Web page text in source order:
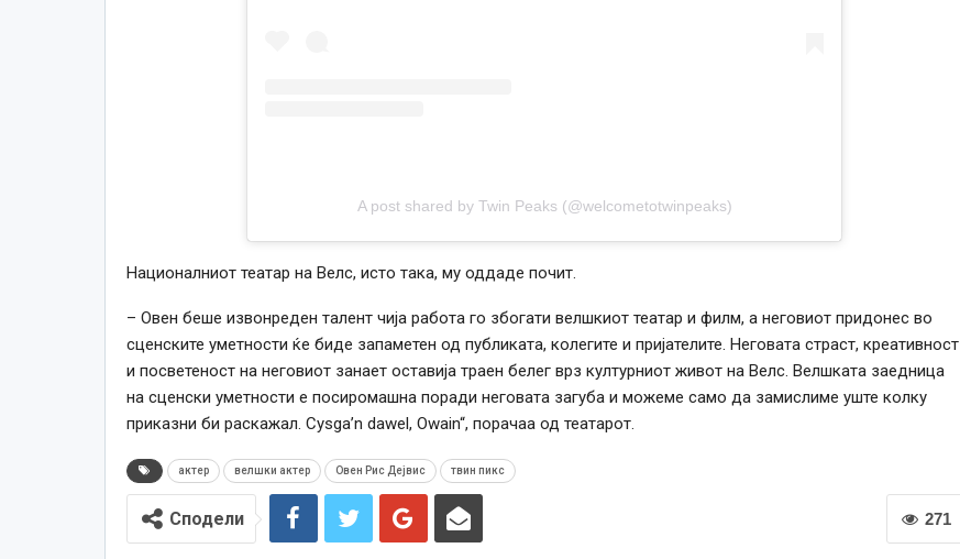
A post shared by Twin Peaks (@welcometotwinpeaks)
Националниот театар на Велс, исто така, му оддаде почит.
– Овен беше извонреден талент чија работа го збогати велшкиот театар и филм, а неговиот придонес во
сценските уметности ќе биде запаметен од публиката, колегите и пријателите. Неговата страст, креативност
и посветеност на неговиот занает оставија траен белег врз културниот живот на Велс. Велшката заедница
на сценски уметности е посиромашна поради неговата загуба и можеме само да замислиме уште колку
приказни би раскажал. Cysga’n dawel, Owain“, порачаа од театарот.
актер велшки актер Овен Рис Дејвис твин пикс
271
Сподели